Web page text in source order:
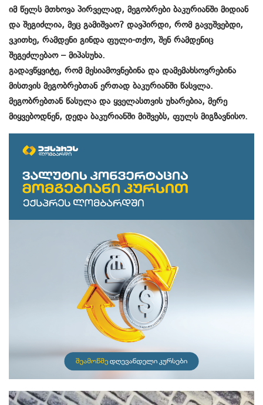
იმ წელს მთხოვა პირველად, მეგობრები ბაკურიანში მიდიან
და შეგიძლია, მეც გამიშვაო? დავპირდი, რომ გავუშვებდი,
ვკითხე, რამდენი გინდა ფული-თქო, შენ რამდენიც
შეგეძლებაო – მიპასუხა.
გადავწყვიტე, რომ მესიამოვნებინა და დამემახსოვრებინა
მისთვის მეგობრებთან ერთად ბაკურიანში წასვლა.
მეგობრებთან წასულა და ყველასთვის უხარებია, მერე
მიყვებოდნენ, დედა ბაკურიანში მიშვებს, ფულს მიგზავნისო.